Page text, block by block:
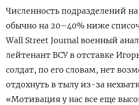
Численность подразделений
обычно на 20–40% ниже
Wall Street Journal военный
лейтенант ВСУ в отставке
солдат, по его словам, нет
отдохнуть в тылу из-за
«Мотивация у нас все еще